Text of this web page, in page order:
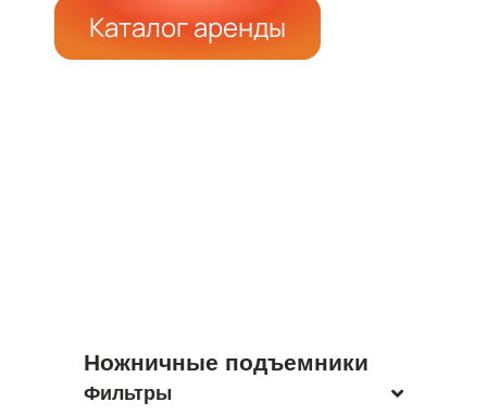
Каталог аренды
Ножничные подъемники
Фильтры